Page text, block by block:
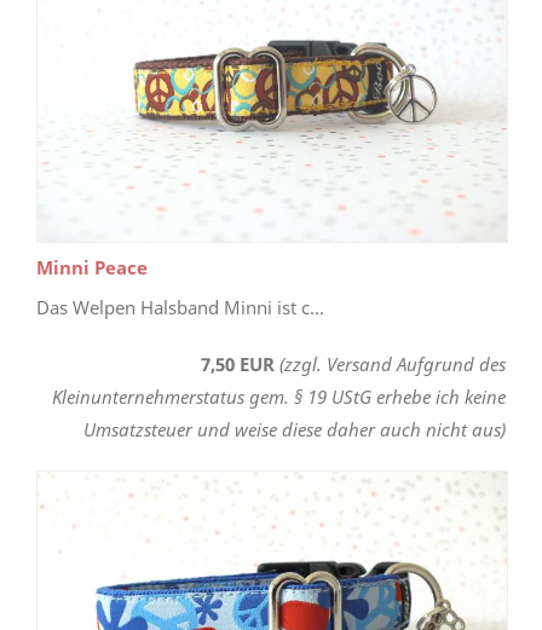
Minni Peace
Das Welpen Halsband Minni ist c...
7,50 EUR (zzgl. Versand Aufgrund des
Kleinunternehmerstatus gem. § 19 UStG erhebe ich keine
Umsatzsteuer und weise diese daher auch nicht aus)